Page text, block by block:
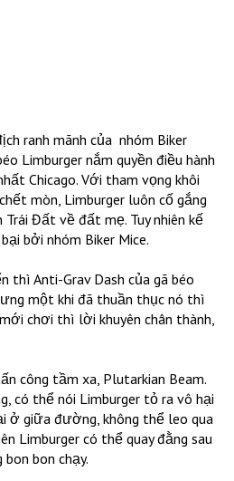
ranh mãnh của nhóm Biker
Limburger nắm quyền điều hành
Chicago. Với tham vọng khôi
mòn, Limburger luôn cố gắng
Đất về đất mẹ. Tuy nhiên kế
bởi nhóm Biker Mice.
thì Anti-Grav Dash của gã béo
một khi đã thuần thục nó thì
chơi thì lời khuyên chân thành,
công tầm xa, Plutarkian Beam.
có thể nói Limburger tỏ ra vô hại
ở giữa đường, không thể leo qua
Limburger có thể quay đằng sau
bon chạy.